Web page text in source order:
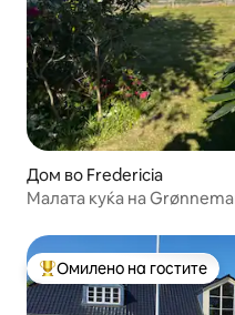
Дом во Fredericia
Малата куќа на
Меѓу најуспешните
Омилено на гостите